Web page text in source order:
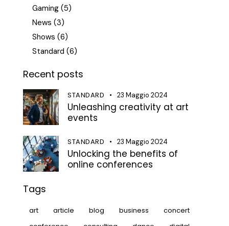
Gaming (5)
News (3)
Shows (6)
Standard (6)
Recent posts
STANDARD 23 Maggio 2024
Unleashing creativity at art
events
STANDARD 23 Maggio 2024
Unlocking the benefits of
online conferences
Tags
art article blog business
concert